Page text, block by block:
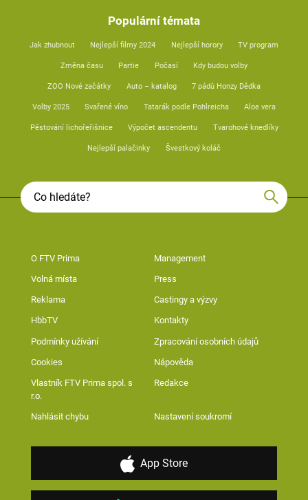
Populární témata
Jak zhubnout Nejlepší filmy 2024 Nejlepší horory TV program
Změna času Partie Počasí Kdy budou volby
ZOO Nové začátky Auto – katalog 7 pádů Honzy Dědka
Volby 2025 Svařené víno Tatarák podle Pohlreicha Aloe vera
Pěstování lichořeřišnice Výpočet ascendentu Tvarohové knedlíky
Nejlepší palačinky Švestkový koláč
O FTV Prima Management
Volná místa Press
Reklama Castingy a výzvy
HbbTV Kontakty
Podmínky užívání Zpracování osobních údajů
Cookies Nápověda
Vlastník FTV Prima spol. s
r.o.
Redakce
Nahlásit chybu Nastavení soukromí
App Store